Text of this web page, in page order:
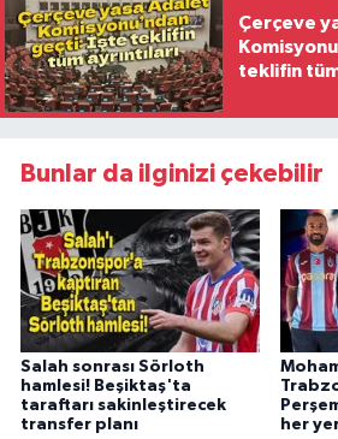
Çerçeve
teklifin tüm
Bunlar da ilginizi çekebilir
Salah sonrası Sörloth
hamlesi! Beşiktaş'ta
taraftarı sakinleştirecek
transfer planı
her